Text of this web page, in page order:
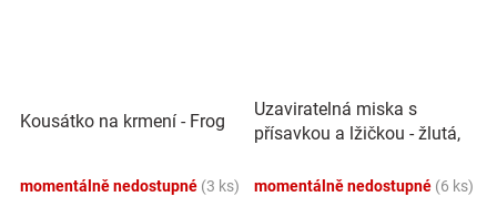
Kousátko na krmení - Frog
momentálně nedostupné (3 ks)
Uzaviratelná miska s
přísavkou a lžičkou - žlutá,
momentálně nedostupné (6 ks)